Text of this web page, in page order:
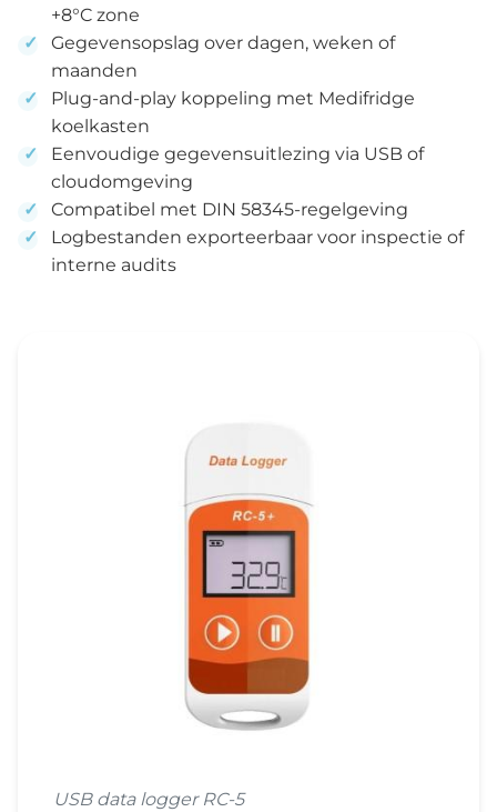
+8°C zone
Gegevensopslag over dagen, weken of
maanden
Plug-and-play koppeling met Medifridge
koelkasten
Eenvoudige gegevensuitlezing via USB of
cloudomgeving
Compatibel met DIN 58345-regelgeving
Logbestanden exporteerbaar voor inspectie of
interne audits
USB data logger RC-5